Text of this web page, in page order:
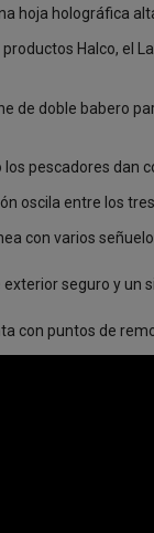
hoja holográfica
Halco, el
de doble babero
pescadores dan
oscila entre los
con varios
exterior seguro y
con puntos de